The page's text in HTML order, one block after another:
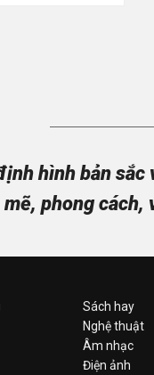
hình bản
phong
Sách hay
Nghệ thuật
Âm nhạc
Điện ảnh